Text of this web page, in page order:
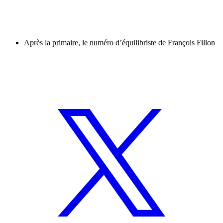
Après la primaire, le numéro d’équilibriste de François Fillon